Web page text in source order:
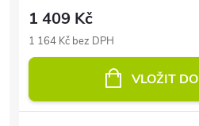
1 409 Kč
1 164 Kč bez DPH
VLOŽIT